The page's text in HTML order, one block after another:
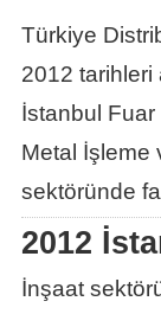
Türkiye
2012 tarihleri
İstanbul Fuar
Metal İşleme
sektöründe
2012
İnşaat